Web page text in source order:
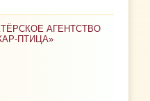
АГЕНТСТВО
ПТИЦА»